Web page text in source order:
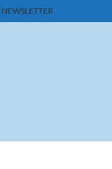
NEWSLETTER